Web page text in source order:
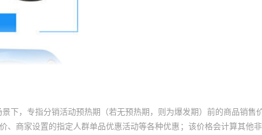
下，专指分销活动预热期（若无预热期，则为爆发期）前的商品销售
商家设置的指定人群单品优惠活动等各种优惠；该价格会计算其他